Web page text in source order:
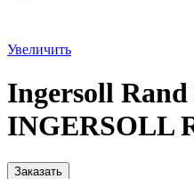
Увеличить
Ingersoll Rand
INGERSOLL
Заказать